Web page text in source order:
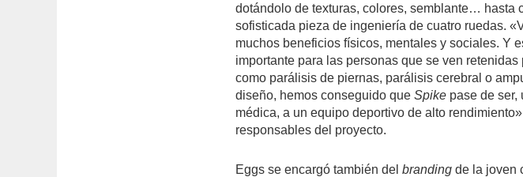
dotándolo de texturas, colores, semblante… hasta
sofisticada pieza de ingeniería de cuatro ruedas.
muchos beneficios físicos, mentales y sociales. Y
importante para las personas que se ven retenidas
como parálisis de piernas, parálisis cerebral o
diseño, hemos conseguido queSpike pase de ser,
médica, a un equipo deportivo de alto
responsables del proyecto.
Eggs se encargó también delbranding de la joven